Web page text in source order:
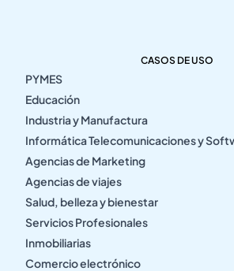
CASOS DE USO
PYMES
Educación
Industria y Manufactura
Informática Telecomunicaciones y
Agencias de Marketing
Agencias de viajes
Salud, belleza y bienestar
Servicios Profesionales
Inmobiliarias
Comercio electrónico